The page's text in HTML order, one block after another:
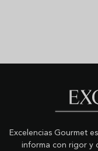
Excelencias Gourmet
informa con rigor y